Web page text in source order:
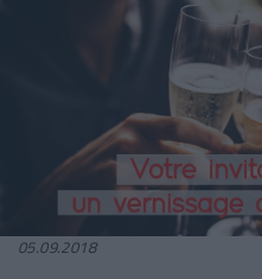
05.09.2018